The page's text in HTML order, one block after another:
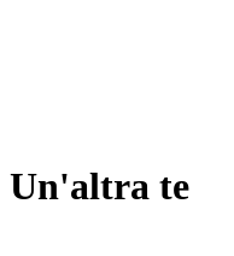
Un'altra te